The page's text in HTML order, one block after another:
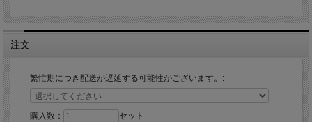
注文
繁忙期につき配送が遅延する可能性がございます。:
購入数： セット